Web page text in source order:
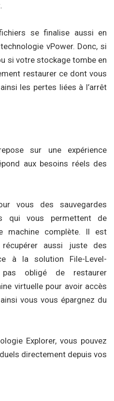
se finalise aussi en
vPower. Donc, si
si votre stockage tombe en
restaurer ce dont vous
les pertes liées à l’arrêt
sur une expérience
aux besoins réels des
vous des sauvegardes
qui vous permettent de
machine complète. Il est
aussi juste des
à la solution File-Level-
pas obligé de restaurer
virtuelle pour avoir accès
vous vous épargnez du
Explorer, vous pouvez
directement depuis vos